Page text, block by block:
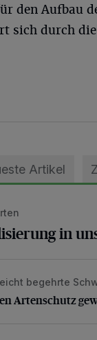
den Aufbau
sich durch
Artikel
unserer heutigen
in
Artenschutz
begehrte
Artenschutz